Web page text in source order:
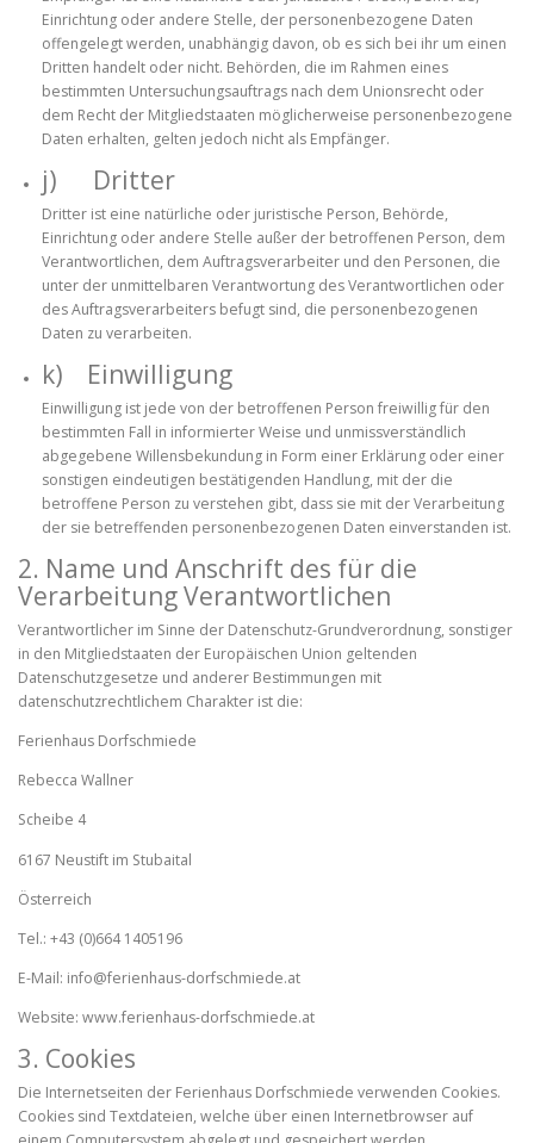
Einrichtung oder andere Stelle, der personenbezogene Daten
offengelegt werden, unabhängig davon, ob es sich bei ihr um einen
Dritten handelt oder nicht. Behörden, die im Rahmen eines
bestimmten Untersuchungsauftrags nach dem Unionsrecht oder
dem Recht der Mitgliedstaaten möglicherweise personenbezogene
Daten erhalten, gelten jedoch nicht als Empfänger.
j) Dritter
Dritter ist eine natürliche oder juristische Person, Behörde,
Einrichtung oder andere Stelle außer der betroffenen Person, dem
Verantwortlichen, dem Auftragsverarbeiter und den Personen, die
unter der unmittelbaren Verantwortung des Verantwortlichen oder
des Auftragsverarbeiters befugt sind, die personenbezogenen
Daten zu verarbeiten.
k) Einwilligung
Einwilligung ist jede von der betroffenen Person freiwillig für den
bestimmten Fall in informierter Weise und unmissverständlich
abgegebene Willensbekundung in Form einer Erklärung oder einer
sonstigen eindeutigen bestätigenden Handlung, mit der die
betroffene Person zu verstehen gibt, dass sie mit der Verarbeitung
der sie betreffenden personenbezogenen Daten einverstanden ist.
2. Name und Anschrift des für die
Verarbeitung Verantwortlichen
Verantwortlicher im Sinne der Datenschutz-Grundverordnung, sonstiger
in den Mitgliedstaaten der Europäischen Union geltenden
Datenschutzgesetze und anderer Bestimmungen mit
datenschutzrechtlichem Charakter ist die:
Ferienhaus Dorfschmiede
Rebecca Wallner
Scheibe 4
6167 Neustift im Stubaital
Österreich
Tel.: +43 (0)664 1405196
E-Mail: info@ferienhaus-dorfschmiede.at
Website: www.ferienhaus-dorfschmiede.at
3. Cookies
Die Internetseiten der Ferienhaus Dorfschmiede verwenden Cookies.
Cookies sind Textdateien, welche über einen Internetbrowser auf